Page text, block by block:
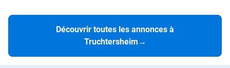
Découvrir toutes les annonces à
Truchtersheim →